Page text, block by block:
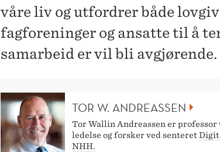
våre liv og utfordrer både
fagforeninger og ansatte til å
samarbeid er vil bli avgjørende.
TOR W. ANDREASSEN
Tor Wallin Andreassen er
ledelse og forsker ved senteret
NHH.